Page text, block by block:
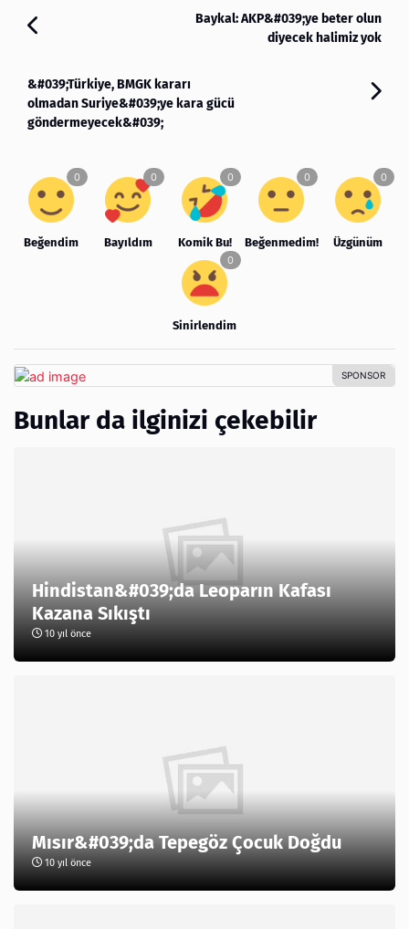
Baykal: AKP&#039;ye beter olun
diyecek halimiz yok
&#039;Türkiye, BMGK kararı
olmadan Suriye&#039;ye kara gücü
göndermeyecek&#039;
Beğendim Bayıldım Komik Bu! Beğenmedim! Üzgünüm
Sinirlendim
Bunlar da ilginizi çekebilir
Hindistan&#039;da Leoparın Kafası
Kazana Sıkıştı
10 yıl önce
Mısır&#039;da Tepegöz Çocuk Doğdu
10 yıl önce